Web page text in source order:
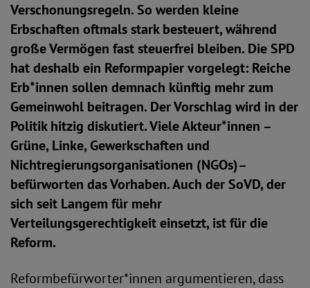
Verschonungsregeln. So werden kleine
Erbschaften oftmals stark besteuert, während
große Vermögen fast steuerfrei bleiben. Die SPD
hat deshalb ein Reformpapier vorgelegt: Reiche
Erb*innen sollen demnach künftig mehr zum
Gemeinwohl beitragen. Der Vorschlag wird in der
Politik hitzig diskutiert. Viele Akteur*innen –
Grüne, Linke, Gewerkschaften und
Nichtregierungsorganisationen (NGOs)–
befürworten das Vorhaben. Auch der SoVD, der
sich seit Langem für mehr
Verteilungsgerechtigkeit einsetzt, ist für die
Reform.
Reformbefürworter*innen argumentieren, dass